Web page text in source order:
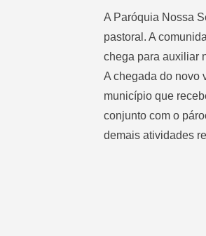
A Paróquia Nossa
pastoral. A
chega para auxiliar
A chegada do novo
município que
conjunto com o
demais atividades